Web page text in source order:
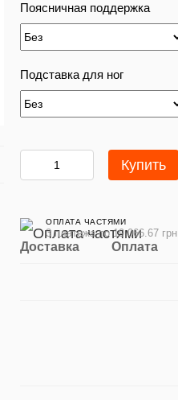
Поясничная поддержка
Подставка для ног
Купить
ОПЛАТА ЧАСТЯМИ
3 платежа по 19 066.67 грн
Доставка Оплата